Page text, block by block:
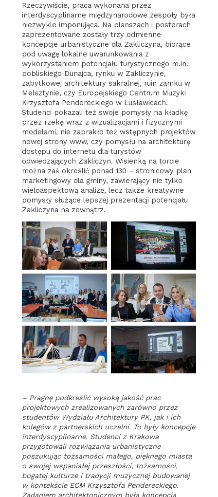
Rzeczywiście, praca wykonana przez
interdyscyplinarne międzynarodowe zespoły była
niezwykle imponująca. Na planszach i posterach
zaprezentowane zostały trzy odmienne
koncepcje urbanistyczne dla Zakliczyna, biorące
pod uwagę lokalne uwarunkowania z
wykorzystaniem potencjału turystycznego m.in.
pobliskiego Dunajca, rynku w Zakliczynie,
zabytkowej architektury sakralnej, ruin zamku w
Melsztynie, czy Europejskiego Centrum Muzyki
Krzysztofa Pendereckiego w Lusławicach.
Studenci pokazali też swoje pomysły na kładkę
przez rzekę wraz z wizualizacjami i fizycznymi
modelami, nie zabrakło też wstępnych projektów
nowej strony www, czy pomysłu na architekturę
dostępu do internetu dla turystów
odwiedzających Zakliczyn. Wisienką na torcie
można zaś określić ponad 130 – stronicowy plan
marketingowy dla gminy, zawierający nie tylko
wieloaspektową analizę, lecz także kreatywne
pomysły służące lepszej prezentacji potencjału
Zakliczyna na zewnątrz.
– Pragnę podkreślić wysoką jakość prac
projektowych zrealizowanych zarówno przez
studentów Wydziału Architektury PK, jak i ich
kolegów z partnerskich uczelni. To były koncepcje
interdyscyplinarne. Studenci z Krakowa
przygotowali rozwiązania urbanistyczne
poszukując tożsamości małego, pięknego miasta
o swojej wspaniałej przeszłości, tożsamości,
bogatej kulturze i tradycji muzycznej budowanej
w kontekście ECM Krzysztofa Pendereckiego.
Zadaniem architektonicznym była koncepcja